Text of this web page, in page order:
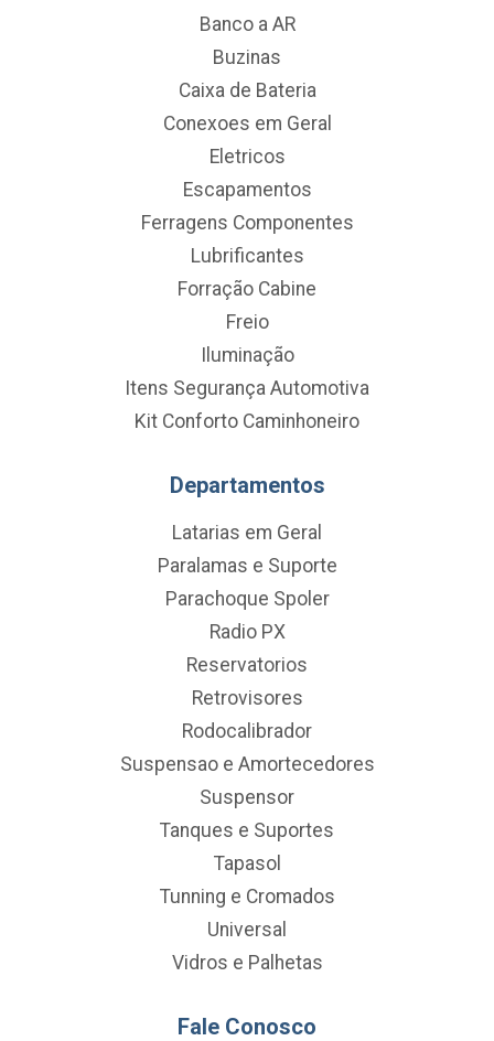
Banco a AR
Buzinas
Caixa de Bateria
Conexoes em Geral
Eletricos
Escapamentos
Ferragens Componentes
Lubrificantes
Forração Cabine
Freio
Iluminação
Itens Segurança Automotiva
Kit Conforto Caminhoneiro
Departamentos
Latarias em Geral
Paralamas e Suporte
Parachoque Spoler
Radio PX
Reservatorios
Retrovisores
Rodocalibrador
Suspensao e Amortecedores
Suspensor
Tanques e Suportes
Tapasol
Tunning e Cromados
Universal
Vidros e Palhetas
Fale Conosco